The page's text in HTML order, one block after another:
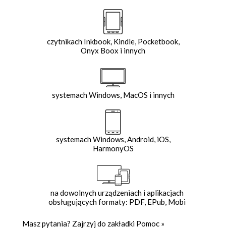
czytnikach Inkbook, Kindle, Pocketbook,
Onyx Boox i innych
systemach Windows, MacOS i innych
systemach Windows, Android, iOS,
HarmonyOS
na dowolnych urządzeniach i aplikacjach
obsługujących formaty: PDF, EPub, Mobi
Masz pytania? Zajrzyj do zakładki Pomoc »